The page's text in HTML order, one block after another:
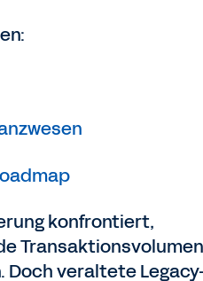
konfrontiert,
veraltete